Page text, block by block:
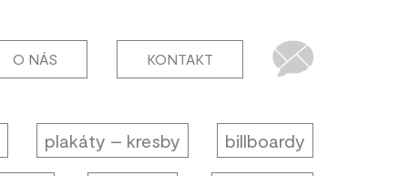
O NÁS KONTAKT
plakáty – kresby billboardy